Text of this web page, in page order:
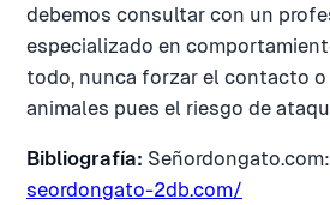
debemos consultar con un
especializado en
todo, nunca forzar el contacto
animales pues el riesgo de
Bibliografía: Señordongato.com:
seordongato-2db.com/